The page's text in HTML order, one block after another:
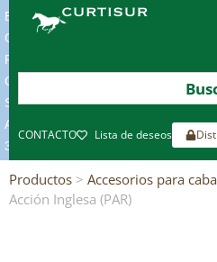
ENVIOS
GRATIS
POR
COMPRAS
SUPERIORES
A
300€*
CONTACTO Lista de deseos
Productos > Accesorios para
Acción Inglesa (PAR)